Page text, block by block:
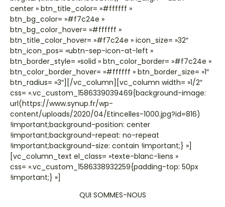
center » btn_title_color= »#ffffff »
btn_bg_color= »#f7c24e »
btn_bg_color_hover= »#ffffff »
btn_title_color_hover= »#f7c24e » icon_size= »32″
btn_icon_pos= »ubtn-sep-icon-at-left »
btn_border_style= »solid » btn_color_border= »#f7c24e »
btn_color_border_hover= »#ffffff » btn_border_size= »1″
btn_radius= »3″][/vc_column][vc_column width= »1/2″
css= ».vc_custom_1586339039469{background-image:
url(https://www.synup.fr/wp-
content/uploads/2020/04/Etincelles-1000.jpg?id=816)
!important;background-position: center
!important;background-repeat: no-repeat
!important;background-size: contain !important;} »]
[vc_column_text el_class= »texte-blanc-liens »
css= ».vc_custom_1586338932259{padding-top: 50px
!important;} »]
QUI SOMMES-NOUS